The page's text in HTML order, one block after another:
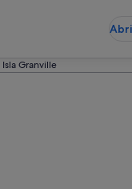
Isla Granville